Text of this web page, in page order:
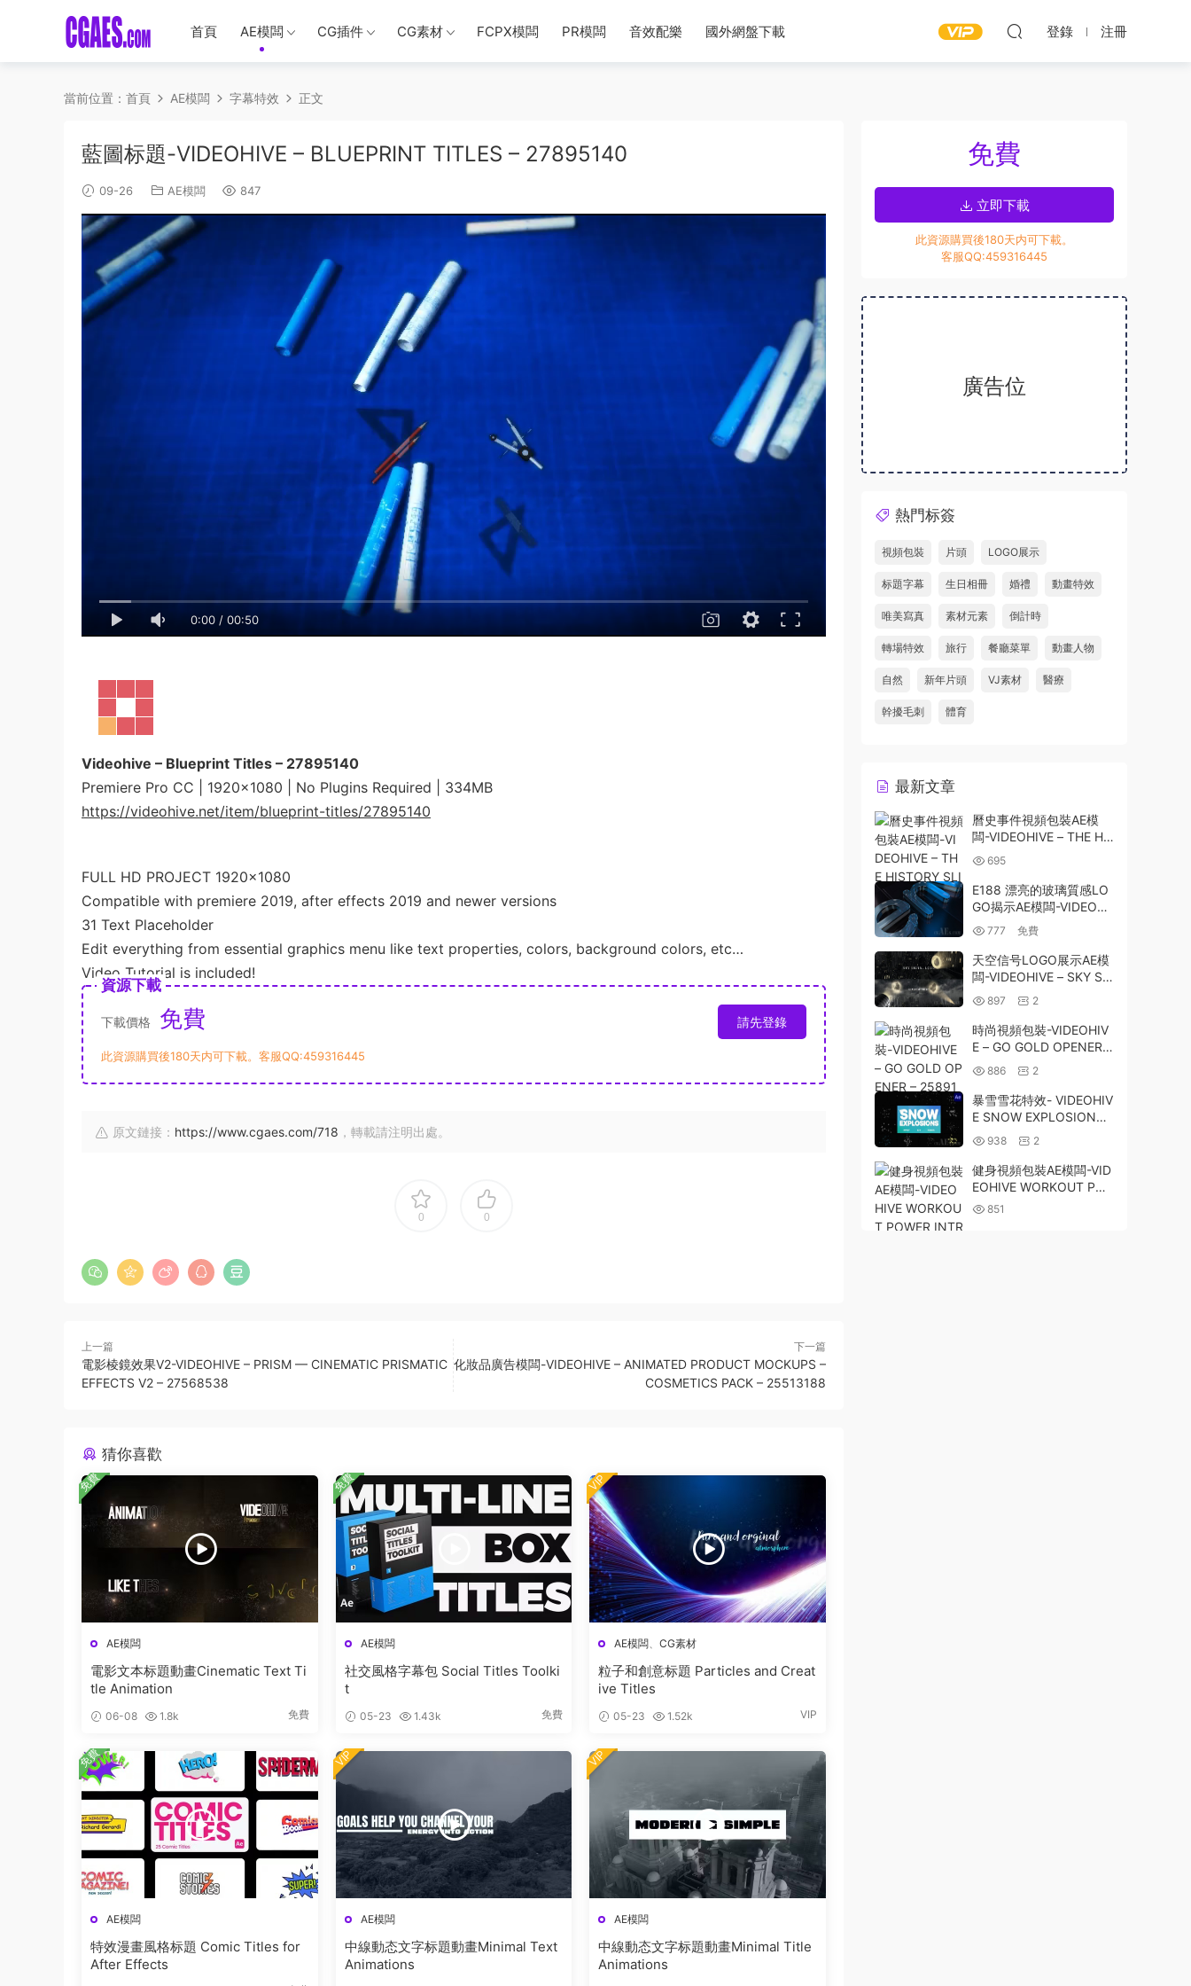
首頁 AE模闆 CG插件 CG素材 FCPX模闆 PR模闆 音效配樂 國外網盤下載 登錄 注冊
當前位置： 首頁 AE模闆 字幕特效 正文
藍圖标題-VIDEOHIVE – BLUEPRINT TITLES – 27895140
09-26 AE模闆 847
0:00 / 00:50
Videohive – Blueprint Titles – 27895140
Premiere Pro CC | 1920×1080 | No Plugins Required | 334MB
https://videohive.net/item/blueprint-titles/27895140
FULL HD PROJECT 1920×1080
Compatible with premiere 2019, after effects 2019 and newer versions
31 Text Placeholder
Edit everything from essential graphics menu like text properties, colors, background colors, etc…
Video Tutorial is included!
資源下載
下載價格 免費 請先登錄
此資源購買後180天内可下載。客服QQ:459316445
原文鏈接： https://www.cgaes.com/718 ，轉載請注明出處。
0 0
上一篇
電影棱鏡效果V2-VIDEOHIVE – PRISM — CINEMATIC PRISMATIC
EFFECTS V2 – 27568538
下一篇
化妝品廣告模闆-VIDEOHIVE – ANIMATED PRODUCT MOCKUPS –
COSMETICS PACK – 25513188
猜你喜歡
AE模闆
電影文本标題動畫Cinematic Text Ti
tle Animation
06-08 1.8k 免費
免費
AE模闆
社交風格字幕包 Social Titles Toolki
t
05-23 1.43k 免費
免費
AE模闆 、CG素材
粒子和創意标題 Particles and Creat
ive Titles
05-23 1.52k VIP
VIP
AE模闆
特效漫畫風格标題 Comic Titles for
After Effects
免費
AE模闆
中線動态文字标題動畫Minimal Text
Animations
VIP
AE模闆
中線動态文字标題動畫Minimal Title
Animations
VIP
免費
立即下載
此資源購買後180天内可下載。
客服QQ:459316445
廣告位
熱門标簽
視頻包裝 片頭 LOGO展示
标題字幕 生日相冊 婚禮 動畫特效
唯美寫真 素材元素 倒計時
轉場特效 旅行 餐廳菜單 動畫人物
自然 新年片頭 VJ素材 醫療
幹擾毛刺 體育
最新文章
曆史事件視頻包裝AE模
闆-VIDEOHIVE – THE HI
STORY SLIDESHOW – 2
5025915
695
E188 漂亮的玻璃質感LO
GO揭示AE模闆-VIDEOHI
VE COOL GLASS LOGO
777 免費
天空信号LOGO展示AE模
闆-VIDEOHIVE – SKY SI
GNAL LOGO – 1887083
5
897 2
時尚視頻包裝-VIDEOHIV
E – GO GOLD OPENER –
25891322
886 2
暴雪雪花特效- VIDEOHIV
E SNOW EXPLOSIONS |
AFTER EFFECTS 29521
504
938 2
健身視頻包裝AE模闆-VID
EOHIVE WORKOUT PO
WER INTRO 25005339
851